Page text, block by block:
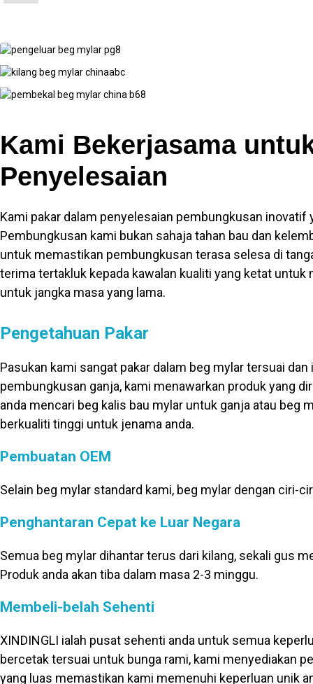
Kami Bekerjasama
Penyelesaian
Kami pakar dalam penyelesaian pembungkusan
Pembungkusan kami bukan sahaja tahan bau dan
untuk memastikan pembungkusan terasa selesa di
terima tertakluk kepada kawalan kualiti yang ketat
untuk jangka masa yang lama.
Pengetahuan Pakar
Pasukan kami sangat pakar dalam beg mylar tersuai
pembungkusan ganja, kami menawarkan produk yang
anda mencari beg kalis bau mylar untuk ganja atau beg
berkualiti tinggi untuk jenama anda.
Pembuatan OEM
Selain beg mylar standard kami, beg mylar dengan ciri-
Penghantaran Cepat ke Luar Negara
Semua beg mylar dihantar terus dari kilang, sekali gus
Produk anda akan tiba dalam masa 2-3 minggu.
Membeli-belah Sehenti
XINDINGLI ialah pusat sehenti anda untuk semua
bercetak tersuai untuk bunga rami, kami menyediakan
yang luas memastikan kami memenuhi keperluan unik